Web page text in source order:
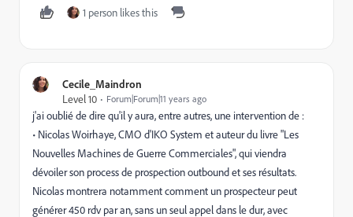
1 person likes this
Cecile_Maindron
Level 10
Forum|Forum|11 years ago
j'ai oublié de dire qu'il y aura,entre autres, une intervention de :
• Nicolas Woirhaye, CMO d'IKO System et auteur du livre "Les
Nouvelles Machines de Guerre Commerciales", qui viendra
dévoiler son process de prospection outbound et ses résultats.
Nicolas montrera notamment comment un prospecteur peut
générer 450 rdv par an, sans un seul appel dans le dur, avec